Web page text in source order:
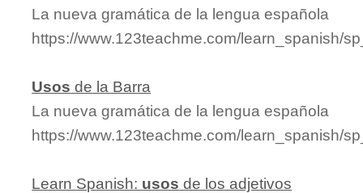
La nueva gramática de la lengua española
https://www.123teachme.com/learn_spanish/
Usos de la Barra
La nueva gramática de la lengua española
https://www.123teachme.com/learn_spanish/
Learn Spanish: usos de los adjetivos